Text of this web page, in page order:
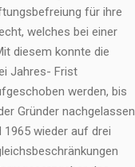
für ihre
welches bei einer
diesem konnte die
Jahres- Frist
werden, bis
Gründer nachgelassen
wieder auf drei